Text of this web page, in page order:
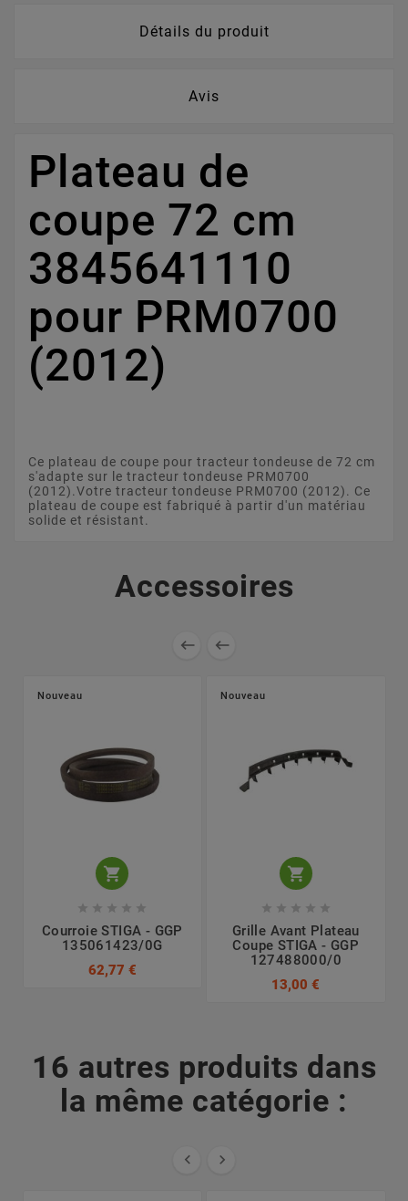
Détails du produit
Avis
Plateau de
coupe 72 cm
3845641110
pour PRM0700
(2012)
Ce plateau de coupe pour tracteur tondeuse de 72 cm
s'adapte sur le tracteur tondeuse PRM0700
(2012).Votre tracteur tondeuse PRM0700 (2012). Ce
plateau de coupe est fabriqué à partir d'un matériau
solide et résistant.
Accessoires
 
Nouveau

    
Courroie STIGA - GGP
135061423/0G
62,77 €
Nouveau

    
Grille Avant Plateau
Coupe STIGA - GGP
127488000/0
13,00 €
16 autres produits dans
la même catégorie :
 